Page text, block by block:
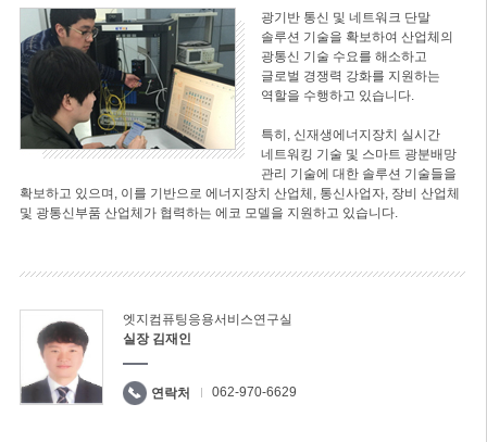
광기반 통신 및 네트워크 단말
솔루션 기술을 확보하여 산업체의
광통신 기술 수요를 해소하고
글로벌 경쟁력 강화를 지원하는
역할을 수행하고 있습니다.
특히, 신재생에너지장치 실시간
네트워킹 기술 및 스마트 광분배망
관리 기술에 대한 솔루션 기술들을
확보하고 있으며, 이를 기반으로 에너지장치 산업체, 통신사업자, 장비 산업체
및 광통신부품 산업체가 협력하는 에코 모델을 지원하고 있습니다.
엣지컴퓨팅응용서비스연구실
실장 김재인
연락처 062-970-6629